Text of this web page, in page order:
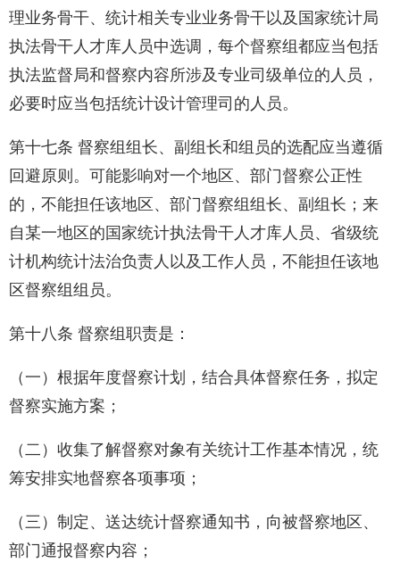
理业务骨干、统计相关专业业务骨干以及国家统计局
执法骨干人才库人员中选调，每个督察组都应当包括
执法监督局和督察内容所涉及专业司级单位的人员，
必要时应当包括统计设计管理司的人员。
第十七条 督察组组长、副组长和组员的选配应当遵循
回避原则。可能影响对一个地区、部门督察公正性
的，不能担任该地区、部门督察组组长、副组长；来
自某一地区的国家统计执法骨干人才库人员、省级统
计机构统计法治负责人以及工作人员，不能担任该地
区督察组组员。
第十八条 督察组职责是：
（一）根据年度督察计划，结合具体督察任务，拟定
督察实施方案；
（二）收集了解督察对象有关统计工作基本情况，统
筹安排实地督察各项事项；
（三）制定、送达统计督察通知书，向被督察地区、
部门通报督察内容；